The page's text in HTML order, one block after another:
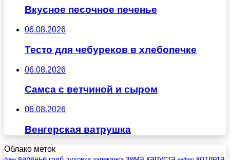
Вкусное песочное печенье
06.08.2026
Тесто для чебуреков в хлебопечке
06.08.2026
Самса с ветчиной и сыром
06.08.2026
Венгерская ватрушка
Облако меток